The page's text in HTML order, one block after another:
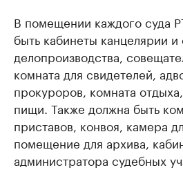
В помещении каждого суда
быть кабинеты канцелярии и
делопроизводства,
комната для свидетелей,
прокуроров, комната
пищи. Также должна быть
приставов, конвоя, камера
помещение для архива,
администратора судебных